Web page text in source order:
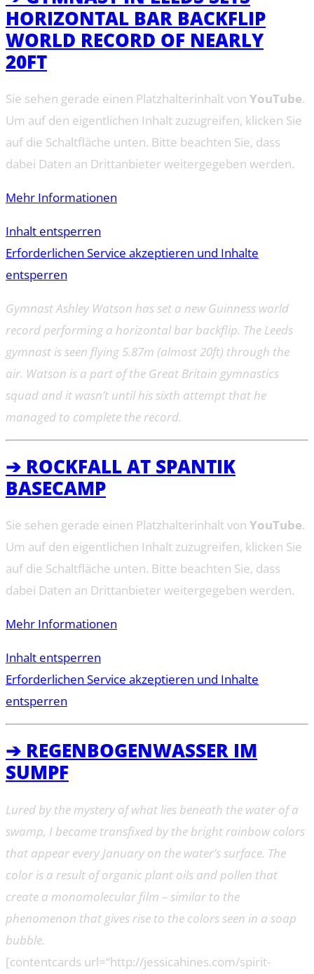
HORIZONTAL BAR BACKFLIP
WORLD RECORD OF NEARLY
20FT
Sie sehen gerade einen Platzhalterinhalt von YouTube.
Um auf den eigentlichen Inhalt zuzugreifen, klicken Sie
auf die Schaltfläche unten. Bitte beachten Sie, dass
dabei Daten an Drittanbieter weitergegeben werden.
Mehr Informationen
Inhalt entsperren
Erforderlichen Service akzeptieren und Inhalte
entsperren
Gymnast Ashley Watson has set a new Guinness world
record performing a horizontal bar backflip. The Leeds
gymnast is seen flying 5.87m (almost 20ft) through the
air. Watson is a part of the Great Britain gymnastics
squad and it wasn’t until his sixth attempt that he
managed to complete the record.
➔ ROCKFALL AT SPANTIK
BASECAMP
Sie sehen gerade einen Platzhalterinhalt von YouTube.
Um auf den eigentlichen Inhalt zuzugreifen, klicken Sie
auf die Schaltfläche unten. Bitte beachten Sie, dass
dabei Daten an Drittanbieter weitergegeben werden.
Mehr Informationen
Inhalt entsperren
Erforderlichen Service akzeptieren und Inhalte
entsperren
➔ REGENBOGENWASSER IM
SUMPF
Lured by the mystery of what lies beneath the water of a
swamp, I became transfixed by the bright rainbow colors
that appear every January on the water’s surface. The
color is a result of organic plant oils and pollen that
create a monomolecular film – similar to the
phenomenon that gives rise to the colors seen in a soap
bubble.
[contentcards url=“http://jessicahines.com/spirit-